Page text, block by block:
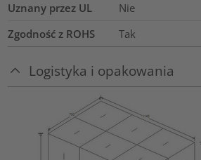
Uznany przez UL
Nie
Zgodność z ROHS
Tak
Logistyka i opakowania